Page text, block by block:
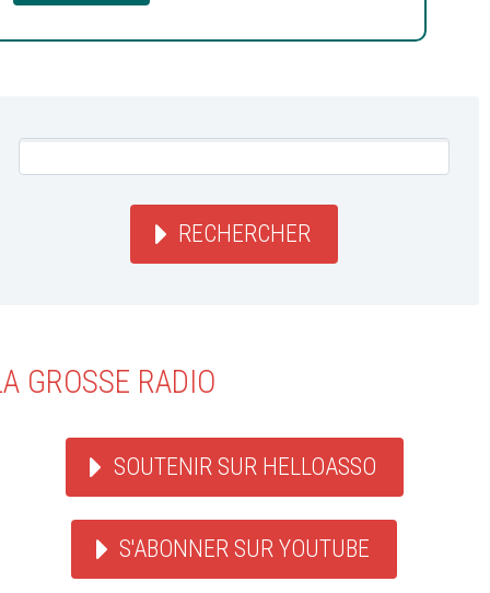
RECHERCHER
GROSSE RADIO
SOUTENIR SUR HELLOASSO
S'ABONNER SUR YOUTUBE